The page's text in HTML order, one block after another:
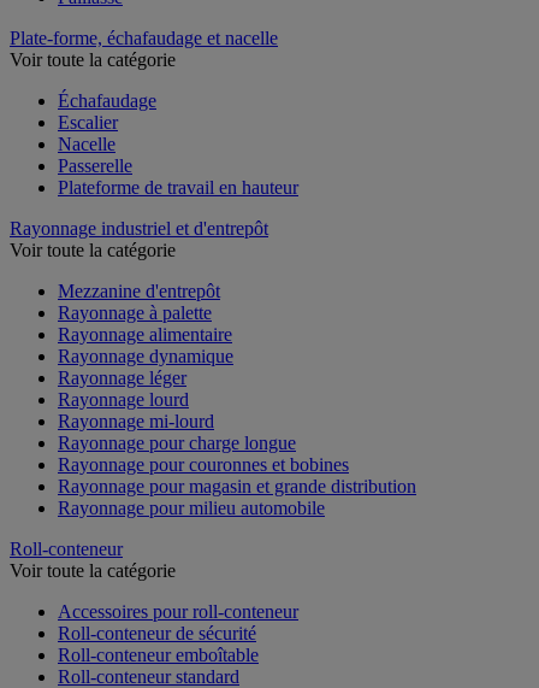
Plate-forme, échafaudage et nacelle
Voir toute la catégorie
Échafaudage
Escalier
Nacelle
Passerelle
Plateforme de travail en hauteur
Rayonnage industriel et d'entrepôt
Voir toute la catégorie
Mezzanine d'entrepôt
Rayonnage à palette
Rayonnage alimentaire
Rayonnage dynamique
Rayonnage léger
Rayonnage lourd
Rayonnage mi-lourd
Rayonnage pour charge longue
Rayonnage pour couronnes et bobines
Rayonnage pour magasin et grande distribution
Rayonnage pour milieu automobile
Roll-conteneur
Voir toute la catégorie
Accessoires pour roll-conteneur
Roll-conteneur de sécurité
Roll-conteneur emboîtable
Roll-conteneur standard